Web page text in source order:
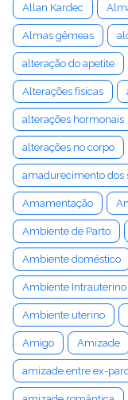
Allan Kardec
Almas gêmeas
alteração do apetite
Alterações físicas
alterações hormonais
alterações no corpo
amadurecimento dos
Amamentação
Ambiente de Parto
Ambiente doméstico
Ambiente Intrauterino
Ambiente uterino
Amigo Amizade
amizade entre ex-